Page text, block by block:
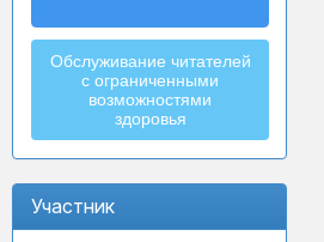
Обслуживание читателей
с ограниченными
возможностями
здоровья
Участник